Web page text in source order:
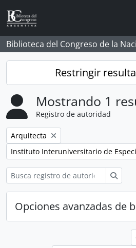
Skip to main content
Biblioteca del Congreso de la
Restringir
Mostrando 1
Registro de autoridad
Remove filter:
Arquitecta
Remove filter:
Opciones avanzadas de